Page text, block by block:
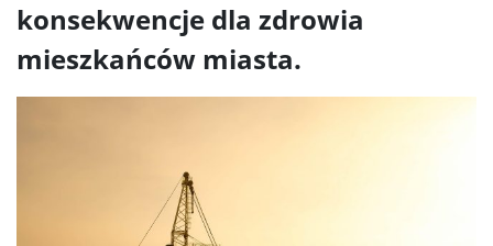
konsekwencje dla zdrowia
mieszkańców miasta.